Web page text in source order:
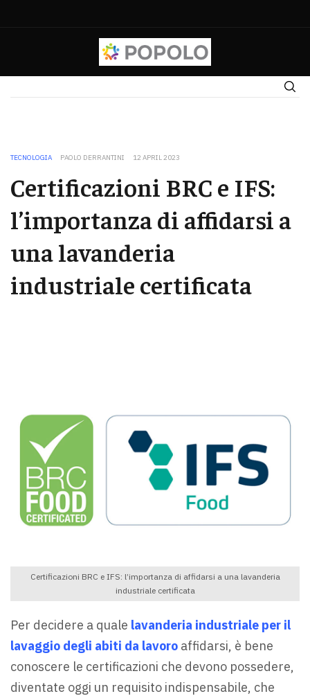
TECNOLOGIA PAOLO DERRANTINI 12 APRIL 2023
Certificazioni BRC e IFS:
l’importanza di affidarsi a
una lavanderia
industriale certificata
Certificazioni BRC e IFS: l’importanza di affidarsi a una lavanderia
industriale certificata
Per decidere a quale lavanderia industriale per il
lavaggio degli abiti da lavoro affidarsi, è bene
conoscere le certificazioni che devono possedere,
diventate oggi un requisito indispensabile, che